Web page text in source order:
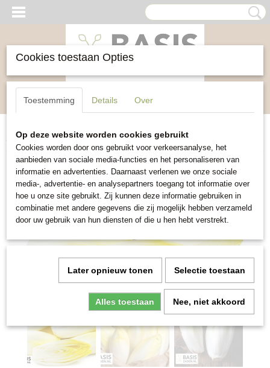
Inloggen Registreren
Home>Groente>Witlof selectie Videna
Cookies toestaan Opties
Toestemming Details Over
Op deze website worden cookies gebruikt
Cookies worden door ons gebruikt voor verkeersanalyse, het
aanbieden van sociale media-functies en het personaliseren van
informatie en advertenties. Daarnaast verlenen we onze sociale
media-, advertentie- en analysepartners toegang tot informatie over
hoe u onze site gebruikt. Zij kunnen deze informatie gebruiken in
combinatie met andere gegevens die zij mogelijk hebben verzameld
door uw gebruik van hun diensten of die u hen hebt verstrekt.
Later opnieuw tonen Selectie toestaan
Alles toestaan Nee, niet akkoord